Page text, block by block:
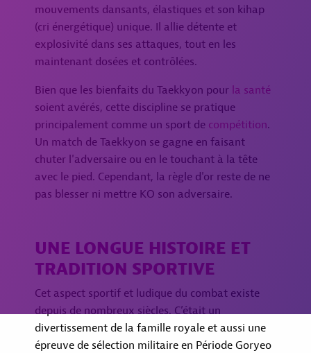
mouvements dansants, élastiques et son kihap
(cri énergétique) unique. Il allie détente et
explosivité dans ses attaques, tout en les
maintenant dosées et contrôlées.
Bien que les bienfaits du Taekkyon pour la santé
soient avérés, cette discipline se pratique
principalement comme un sport de compétition.
Un match de Taekkyon se gagne en faisant
chuter l'adversaire ou en le touchant à la tête
avec le pied. Cependant, la règle d'or reste de ne
pas blesser ni mettre KO son adversaire.
UNE LONGUE HISTOIRE ET
TRADITION SPORTIVE
Cet aspect sportif et ludique du combat existe
depuis de nombreux siècles. C’était un
divertissement de la famille royale et aussi une
épreuve de sélection militaire en Période Goryeo